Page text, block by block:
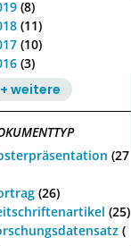
(8)
(11)
(10)
(3)
+ weitere
(27
(26)
(25)
(